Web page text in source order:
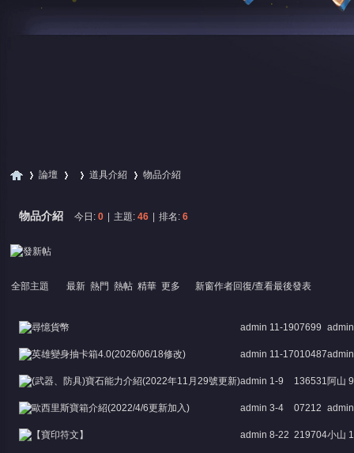
尋
憶
論壇 道具介紹 物品介紹
物品介紹 今日: 0 主題: 46 排名: 6
新窗
全部主題 最新 熱門 熱帖 精華 更多 作者回復/查看最後發表
尋憶貨幣 admin 11-1907699 admin
英雄變身抽卡箱4.0(2026/06/18修改) admin 11-17010487admin
(武器、防具)寶石能力介紹(2022年11月29號更新)admin 1-9 136531阿山
歐西里斯寶箱介紹(2022/4/6更新加入) admin 3-4 07212 admin
【寶印符文】 admin 8-22 219704小山